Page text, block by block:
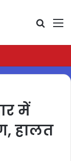
की तैयारी
में
हालत